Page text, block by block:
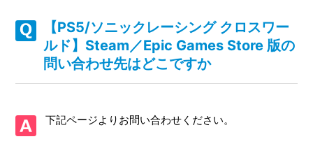
組んでゲームが進行しない場合があります
【PS5/ソニックレーシング クロスワールド】フェスタが開
催されない、フェスタのタイムスケジュールがおかしい
ますか
【PS5/ソニックレーシング クロスワー
ルド】Steam／Epic Games Store 版の
問い合わせ先はどこですか
下記ページよりお問い合わせください。